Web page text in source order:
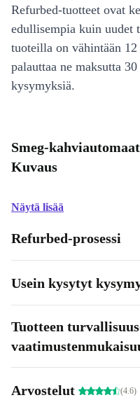
Refurbed-tuotteet ovat
edullisempia kuin uudet
tuoteilla on vähintään
palauttaa ne maksutta
kysymyksiä.
Smeg-
Kuvaus
Näytä lisää
Refurbed-prosessi
Usein kysytyt
Tuotteen
Arvostelut (4.6)